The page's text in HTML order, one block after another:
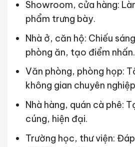
Showroom, cửa hàng:
phẩm trưng bày.
Nhà ở, căn hộ: Chiếu
phòng ăn, tạo điểm nhấn.
Văn phòng, phòng họp:
không gian chuyên
Nhà hàng, quán cà phê:
cúng, hiện đại.
Trường học, thư viện: